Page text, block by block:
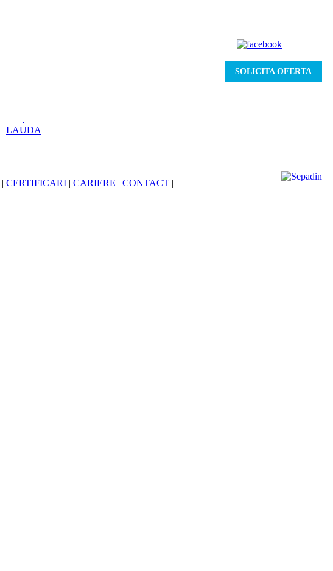
SOLICITA OFERTA
LAUDA
| CERTIFICARI | CARIERE | CONTACT |